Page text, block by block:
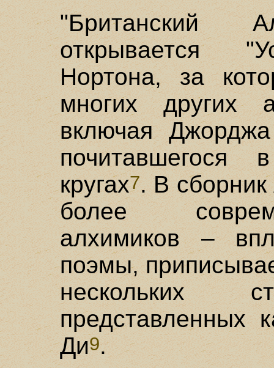
"Британский
открывается
Нортона, за
многих других
включая
кругах7. В
более
алхимиков –
поэмы,
нескольких
представленных
Ди9.